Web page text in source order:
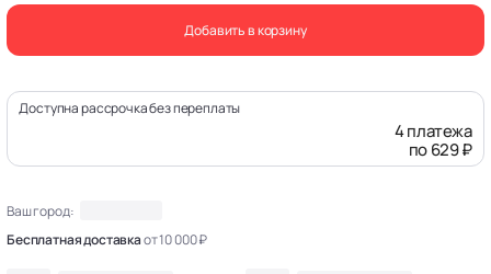
Добавить в корзину
Доступна рассрочка без переплаты
4 платежа
по 629 ₽
Ваш город:
Бесплатная доставкаот 10 000 ₽